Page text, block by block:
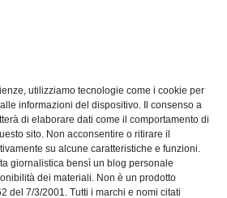
utilizziamo tecnologie come i cookie per
informazioni del dispositivo. Il consenso a
di elaborare dati come il comportamento di
sito. Non acconsentire o ritirare il
su alcune caratteristiche e funzioni.
giornalistica bensì un blog personale
dei materiali. Non è un prodotto
del 7/3/2001. Tutti i marchi e nomi citati
alla scelta
ADMIN